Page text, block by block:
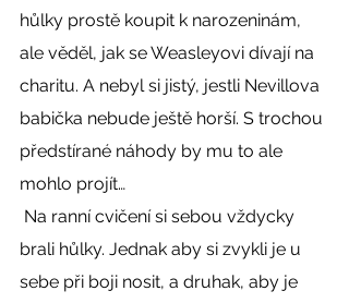
hůlky prostě koupit k narozeninám,
ale věděl, jak se Weasleyovi dívají na
charitu. A nebyl si jistý, jestli Nevillova
babička nebude ještě horší. S trochou
předstírané náhody by mu to ale
mohlo projít…
brali hůlky. Jednak aby si zvykli je u
sebe při boji nosit, a druhak, aby je